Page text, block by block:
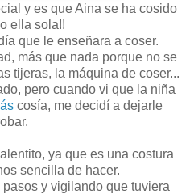
y es que Aina se ha cosido
ella sola!!
que le enseñara a coser.
más que nada porque no se
tijeras, la máquina de coser...
pero cuando vi que la niña
cosía, me decidí a dejarle
ya que es una costura
sencilla de hacer.
y vigilando que tuviera